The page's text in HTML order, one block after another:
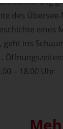
des
eines
ins
– 18.00 Uhr